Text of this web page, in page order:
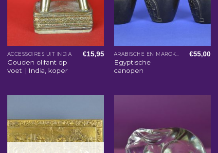
ACCESSOIRES UIT INDIA
Gouden olifant op
voet | India, koper
€15,95 ARABISCHE EN MAROKKAANSE WOONACCESSOIRES
Egyptische
canopen
€55,00